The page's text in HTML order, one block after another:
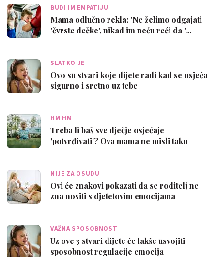
BUDI IM EMPATIJU
Mama odlučno rekla: 'Ne želimo odgajati
'čvrste dečke', nikad im neću reći da '…
SLATKO JE
Ovo su stvari koje dijete radi kad se osjeća
sigurno i sretno uz tebe
HM HM
Treba li baš sve dječje osjećaje
'potvrđivati'? Ova mama ne misli tako
NIJE ZA OSUDU
Ovi će znakovi pokazati da se roditelj ne
zna nositi s djetetovim emocijama
VAŽNA SPOSOBNOST
Uz ove 3 stvari dijete će lakše usvojiti
sposobnost regulacije emocija